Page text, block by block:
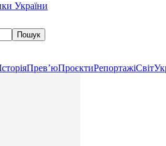
України
Прев’юПроєктиРепортажіСвіт